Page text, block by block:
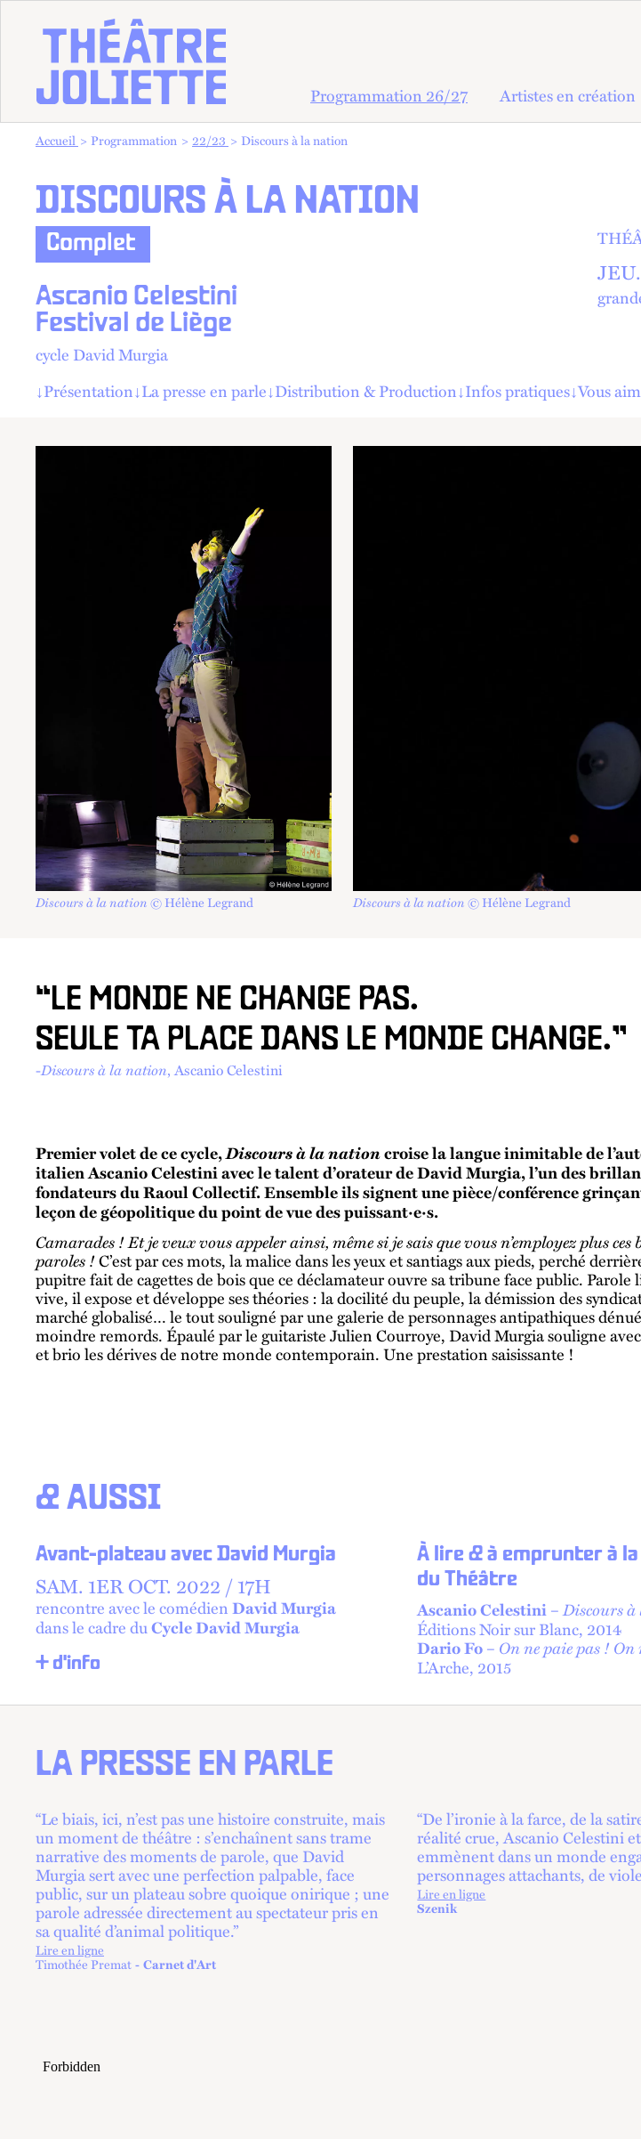
Programmation 26/27 Artistes en création
Vous êtes dans :
Accueil Programmation 22/23 Discours à la nation
DISCOURS À LA NATION
Complet
Ascanio Celestini
Festival de Liège
cycle David Murgia
JEU.
↓Présentation↓La presse en parle↓Distribution & Production↓Infos pratiques↓Vous
Discours à la nation © Hélène Legrand Discours à la nation © Hélène Legrand
“LE MONDE NE CHANGE PAS.
SEULE TA PLACE DANS LE MONDE CHANGE.”
-Discours à la nation, Ascanio Celestini
Premier volet de ce cycle,Discours à la nationcroise la langue inimitable de
italien Ascanio Celestini avec le talent d’orateur de David Murgia, l’un des
fondateurs du Raoul Collectif. Ensemble ils signent une pièce/conférence
leçon de géopolitique du point de vue des puissant·e·s.
Camarades ! Et je veux vous appeler ainsi, même si je sais que vous n’employez plus ces
paroles !C’est par ces mots, la malice dans les yeux et santiags aux pieds, perché
pupitre fait de cagettes de bois que ce déclamateur ouvre sa tribune face public. Parole
vive, il expose et développe ses théories : la docilité du peuple, la démission des
marché globalisé… le tout souligné par une galerie de personnages antipathiques
moindre remords. Épaulé par le guitariste Julien Courroye, David Murgia souligne
et brio les dérives de notre monde contemporain. Une prestation saisissante !
& AUSSI
Avant-plateau avec David Murgia
SAM. 1EROCT. 2022 /17H
rencontre avec le comédienDavid Murgia
dans le cadre duCycle David Murgia
+ d'info
À lire & à emprunter à
du Théâtre
Ascanio Celestini–Discours
Éditions Noir sur Blanc, 2014
Dario Fo– On ne paie pas ! On
L’Arche, 2015
LA PRESSE EN PARLE
“Le biais, ici, n’est pas une histoire construite, mais
un moment de théâtre : s’enchaînent sans trame
narrative des moments de parole, que David
Murgia sert avec une perfection palpable, face
public, sur un plateau sobre quoique onirique ; une
parole adressée directement au spectateur pris en
sa qualité d’animal politique.”
Lire en ligne
Timothée Premat Carnet d'Art
“De l’ironie à la farce, de la
réalité crue, Ascanio Celestini
emmènent dans un monde
personnages attachants, de
Lire en ligne
Szenik